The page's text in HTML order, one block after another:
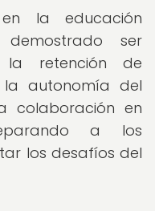
la educación
ser
la retención de
la autonomía del
colaboración en
a los
los desafíos del